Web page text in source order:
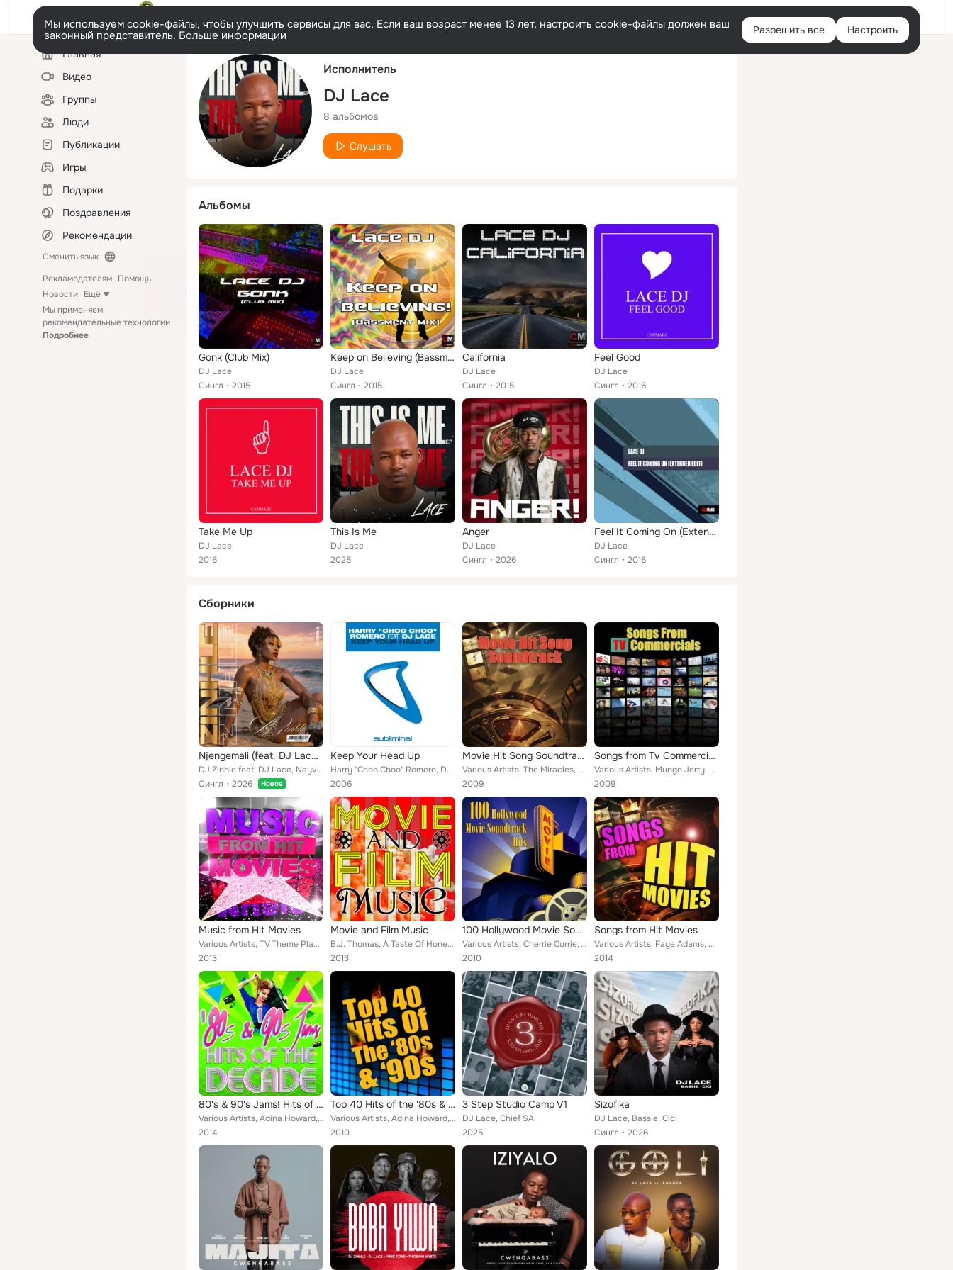
Русский Войти
Мы используем cookie-файлы, чтобы улучшить сервисы для вас. Если ваш возраст менее 13 лет, настроить cookie-файлы должен ваш
законный представитель. Больше информации Разрешить все Настроить
Левая
колонкаГлавная
Видео
Группы
Люди
Публикации
Игры
Подарки
Поздравления
Рекомендации
Сменить язык
Рекламодателям Помощь
Новости Ещё
Мы применяем
рекомендательные технологии
Подробнее
Исполнитель
DJ Lace
8 альбомов
Слушать
Альбомы
Gonk (Club Mix)
DJ Lace
Сингл
2015
Keep on Believing (Bassment Mix)
DJ Lace
Сингл
2015
California
DJ Lace
Сингл
2015
Feel Good
DJ Lace
Сингл
2016
Take Me Up
DJ Lace
2016
This Is Me
DJ Lace
2025
Anger
DJ Lace
Сингл
2026
Feel It Coming On (Extended Edit)
DJ Lace
Сингл
2016
Сборники
Njengemali (feat. DJ Lace, Nayvee Womculo, Msindo'listo & Thobani White)
DJ Zinhle feat. DJ Lace, Nayvee Womculo, Msindo'listo, Thobani White
Сингл
2026 Новое
Keep Your Head Up
Harry "Choo Choo" Romero, DJ Lace
2006
Movie Hit Song Soundtrack (Re-Recorded / Remastered Versions)
Various Artists, The Miracles, Todd Rundgren, Warrant, Mungo Jerry, No Mercy, Special Ed, Heat Wave, Ohio Express, Soft Cell, Th...
2009
Songs from Tv Commercials (Re-Recorded / Remastered Versions)
Various Artists, Mungo Jerry, Ohio Express, Gloria Gaynor, Shirley Temple, Vanilla Ice, J.J. Fad, Sister Sledge, Bay City Roller...
2009
Music from Hit Movies
Various Artists, TV Theme Players, No Mercy, True Blood Players, Coolio, Blues Image, Ferris Bueller, Vanilla Ice, All Star Cast...
2013
Movie and Film Music
B.J. Thomas, A Taste Of Honey, The Troggs, TV Theme Players, All Star Cast, The BBC Concert Orchestra, Music for TV, Great White...
2013
100 Hollywood Movie Soundtrack Hits (Re-Recorded / Remastered Versions)
Various Artists, Cherrie Currie, Van Morrison, John Ford Coley, Mungo Jerry, Heat Wave, Coolio, Sam & Dave, The Three Degrees, T...
2010
Songs from Hit Movies
Various Artists, Faye Adams, Mungo Jerry, Duke Ellington, Rocky Balboa, Cool Kids, Sidney Bechet, Hip Hop Nation, Bruce Channel,...
2014
80's & 90's Jams! Hits of the Decade
Various Artists, Adina Howard, Pretty In Pink, Warrant, Dazz Band, Coolio, Soft Cell, Candyman, Biz Markie, P.M. Dawn, Ferris Bu...
2014
Top 40 Hits of the '80s & '90s (Re-Recorded / Remastered Versions)
Various Artists, Adina Howard, Pretty In Pink, Coolio, Candyman, Gin Blossoms, Vanilla Ice, J.J. Fad, Chubb Rock, Klymaxx, Moder...
2010
3 Step Studio Camp V1
DJ Lace, Chief SA
2025
Sizofika
DJ Lace, Bassie, Cici
Сингл
2026